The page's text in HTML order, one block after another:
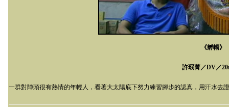
《孵轎》
許珉菁／DV／
一群對陣頭很有熱情的年輕人，看著大太陽底下努力練習腳步的認真，用汗水去